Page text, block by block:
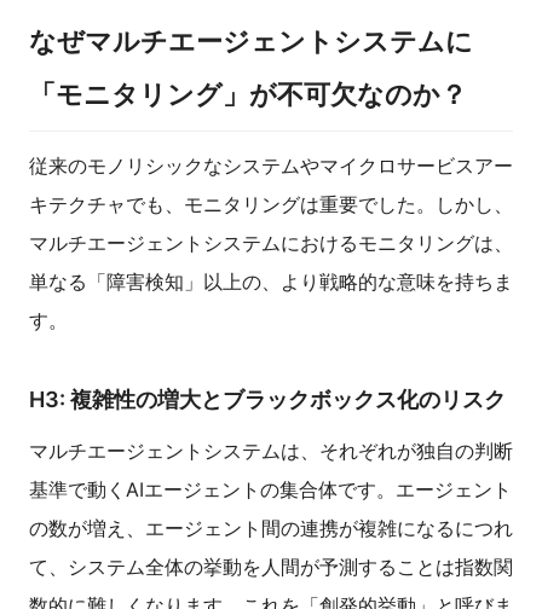
なぜマルチエージェントシステムに
「モニタリング」が不可欠なのか？
従来のモノリシックなシステムやマイクロサービスアー
キテクチャでも、モニタリングは重要でした。しかし、
マルチエージェントシステムにおけるモニタリングは、
単なる「障害検知」以上の、より戦略的な意味を持ちま
す。
H3: 複雑性の増大とブラックボックス化のリスク
マルチエージェントシステムは、それぞれが独自の判断
基準で動くAIエージェントの集合体です。エージェント
の数が増え、エージェント間の連携が複雑になるにつれ
て、システム全体の挙動を人間が予測することは指数関